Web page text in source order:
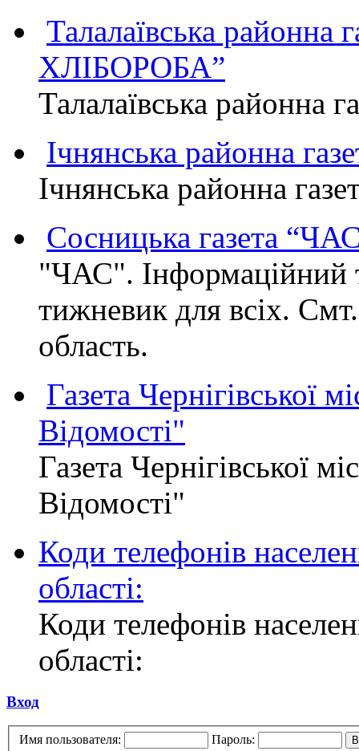
Талалаївська
ХЛІБОРОБА”
Талалаївська
Ічнянська районна
Ічнянська районна
Сосницька газета
"ЧАС". Інформаційний
тижневик для всіх.
область.
Газета Чернігівської
Відомості"
Газета Чернігівської
Відомості"
Коди телефонів
області:
Коди телефонів
області:
Вход
Имя пользователя: Пароль: